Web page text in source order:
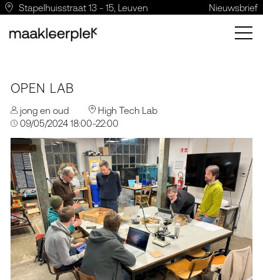
Stapelhuisstraat 13 - 15, Leuven Nieuwsbrief
OPEN LAB
jong en oud
High Tech Lab
09/05/2024 18:00-22:00